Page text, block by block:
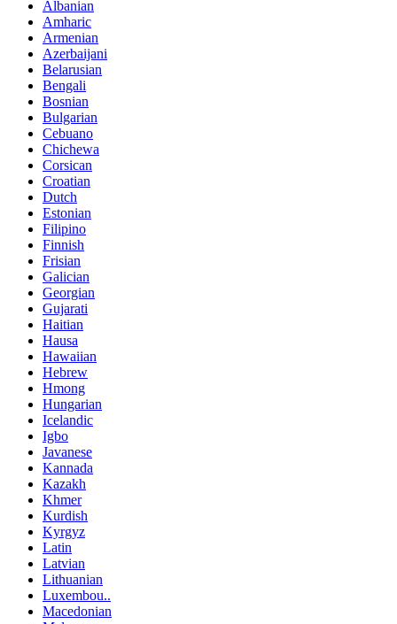
Albanian
Amharic
Armenian
Azerbaijani
Belarusian
Bengali
Bosnian
Bulgarian
Cebuano
Chichewa
Corsican
Croatian
Dutch
Estonian
Filipino
Finnish
Frisian
Galician
Georgian
Gujarati
Haitian
Hausa
Hawaiian
Hebrew
Hmong
Hungarian
Icelandic
Igbo
Javanese
Kannada
Kazakh
Khmer
Kurdish
Kyrgyz
Latin
Latvian
Lithuanian
Luxembou..
Macedonian